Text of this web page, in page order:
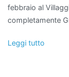
febbraio al
completamente
Leggi tutto